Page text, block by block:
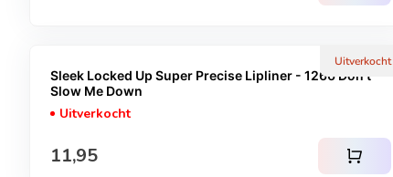
Uitverkocht
Sleek Locked Up Super Precise Lipliner - 1266 Don't
Slow Me Down
Uitverkocht
Normale prijs
11,95 shopping_cart